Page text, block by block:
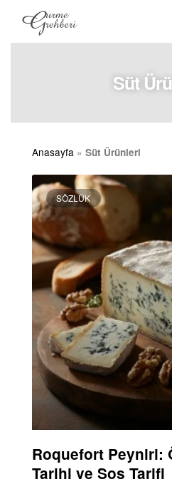
Süt
Anasayfa » Süt Ürünleri
SÖZLÜK
Roquefort Peyniri:
Tarihi ve Sos Tarifi